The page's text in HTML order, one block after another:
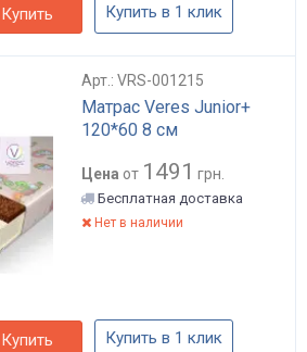
Купить Купить в 1 клик
Арт.: VRS-001215
Матрас Veres Junior+
120*60 8 см
Цена от 1491 грн.
Бесплатная доставка
Нет в наличии
Купить Купить в 1 клик